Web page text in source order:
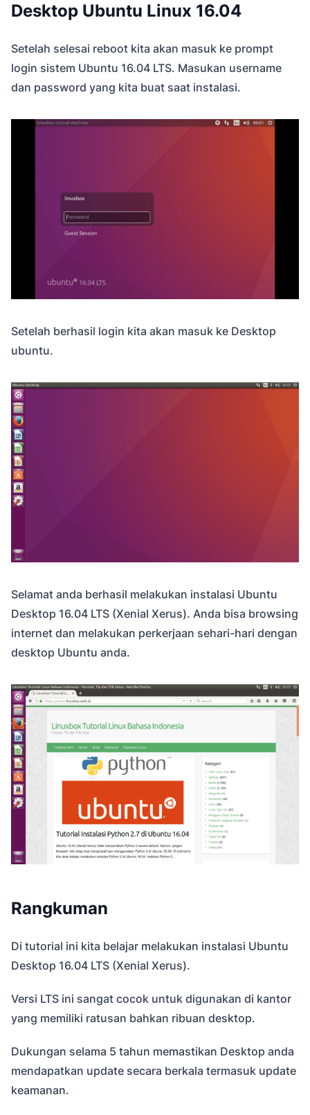
Desktop Ubuntu Linux 16.04
Setelah selesai reboot kita akan masuk ke prompt
login sistem Ubuntu 16.04 LTS. Masukan username
dan password yang kita buat saat instalasi.
Setelah berhasil login kita akan masuk ke Desktop
ubuntu.
Selamat anda berhasil melakukan instalasi Ubuntu
Desktop 16.04 LTS (Xenial Xerus). Anda bisa browsing
internet dan melakukan perkerjaan sehari-hari dengan
desktop Ubuntu anda.
Rangkuman
Di tutorial ini kita belajar melakukan instalasi Ubuntu
Desktop 16.04 LTS (Xenial Xerus).
Versi LTS ini sangat cocok untuk digunakan di kantor
yang memiliki ratusan bahkan ribuan desktop.
Dukungan selama 5 tahun memastikan Desktop anda
mendapatkan update secara berkala termasuk update
keamanan.